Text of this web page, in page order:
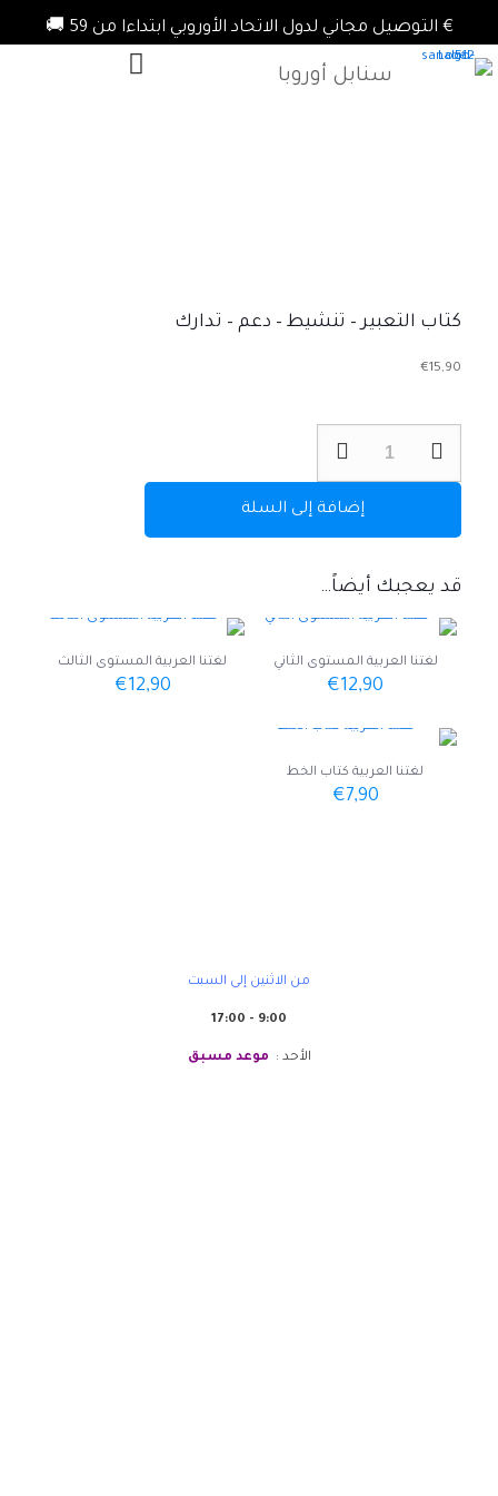
€ التوصيل مجاني لدول الاتحاد الأوروبي ابتداءا من 59 🚚
سنابل أوروبا
كتاب التعبير – تنشيط – دعم – تدارك
€15,90
كتاب
-
-
إضافة إلى السلة
قد يعجبك أيضاً…
لغتنا العربية المستوى الثاني
€12,90
لغتنا العربية المستوى الثالث
€12,90
لغتنا العربية كتاب الخط
€7,90
من الاثنين إلى السبت
9:00 - 17:00
الأحد : موعد مسبق